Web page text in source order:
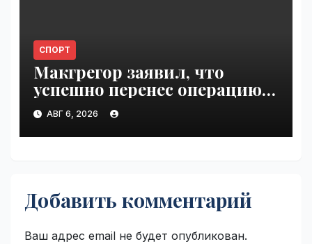
СПОРТ
Макгрегор заявил, что
успешно перенес операцию
на ноге | VseTime.ru
АВГ 6, 2026
Добавить комментарий
Ваш адрес email не будет опубликован.